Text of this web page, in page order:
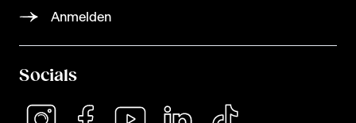
Anmelden
Socials